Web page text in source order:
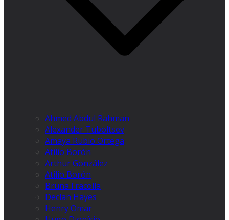
Ahmed Abdul Rahman
Alexander Tuboltsev
Amaya Rubio Ortega
Atilio Borón
Arthur González
Atilio Borón
Bruna Fracolla
Declan Hayes
Henry Omar